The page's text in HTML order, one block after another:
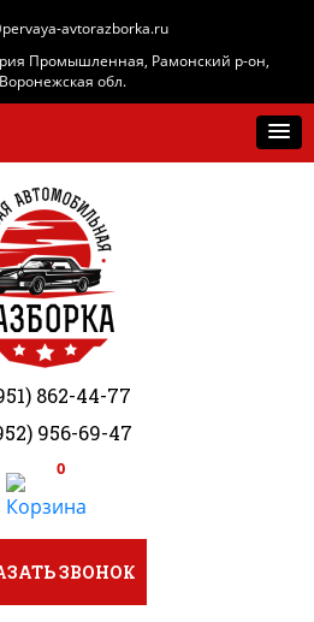
avtorazborka.ru
Промышленная, Рамонский р-он,
Воронежская обл.
0
ЗВОНОК
862-44-77
956-69-47